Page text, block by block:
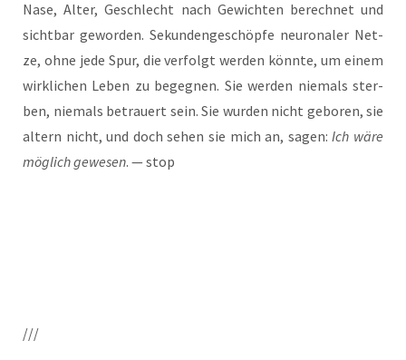
Nase, Alter, Geschlecht nach Gewich­ten berech­net und
sicht­bar gewor­den. Sekun­den­ge­schöp­fe neu­ro­na­ler Net­
ze, ohne jede Spur, die ver­folgt wer­den könn­te, um einem
wirk­li­chen Leben zu begeg­nen. Sie wer­den nie­mals ster­
ben, nie­mals betrau­ert sein. Sie wur­den nicht gebo­ren, sie
altern nicht, und doch sehen sie mich an, sagen:Ich wäre
mög­lich gewe­sen. — stop
///